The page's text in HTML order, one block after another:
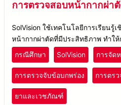
การตรวจสอบหน้ากากผ่า
SolVision ใช้เทคโนโลยีการเรียนรู้
หน้ากากผ่าตัดที่มีประสิทธิภาพ ทำใ
ความแม่นยำและการควบคุมคุณภาพ
กรณีศึกษา SolVision การจัด
การตรวจจับข้อบกพร่อง การตร
ยาและเวชภัณฑ์